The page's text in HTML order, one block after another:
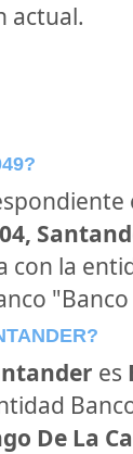
actual.
con la
es
De La